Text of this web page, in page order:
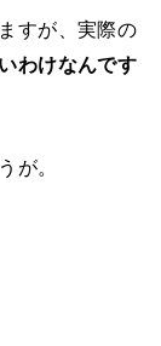
すが、実際の
わけなんです
が。